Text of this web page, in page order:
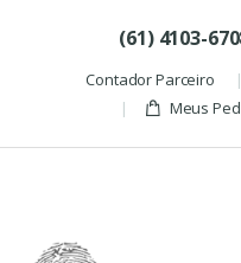
(61) 4103-
Contador Parceiro
Meus